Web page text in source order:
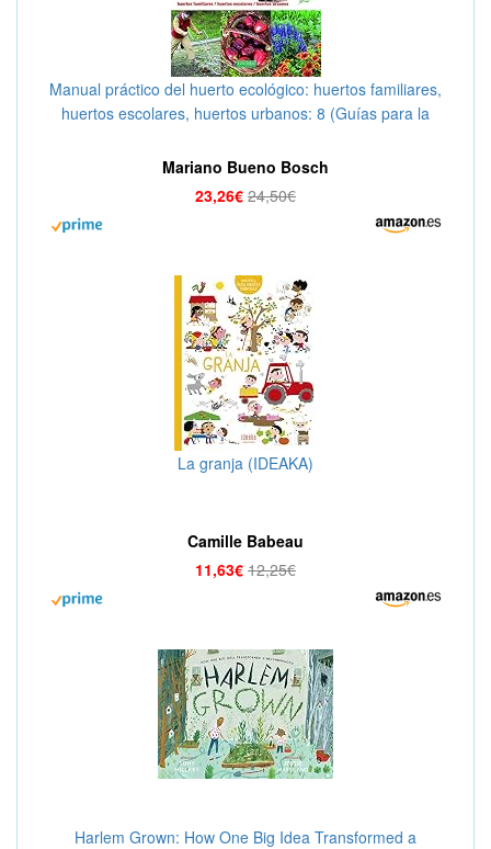
Manual práctico del huerto ecológico: huertos familiares,
huertos escolares, huertos urbanos: 8 (Guías para la
Mariano Bueno Bosch
23,26€ 24,50€
La granja (IDEAKA)
Camille Babeau
11,63€ 12,25€
Harlem Grown: How One Big Idea Transformed a